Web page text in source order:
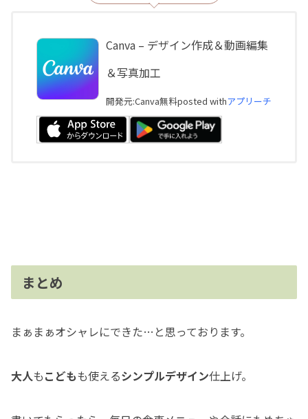
Canva – デザイン作成＆動画編集
＆写真加工
開発元:Canva無料posted withアプリーチ
まとめ
まぁまぁオシャレにできた…と思っております。
大人もこどもも使えるシンプルデザイン仕上げ。